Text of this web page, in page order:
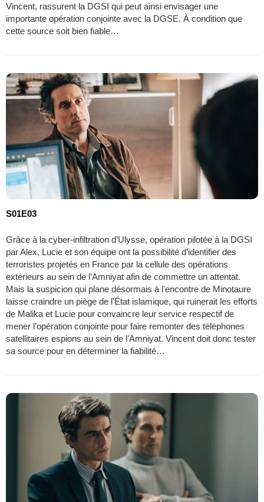
Vincent, rassurent la DGSI qui peut ainsi envisager une
importante opération conjointe avec la DGSE. À condition que
cette source soit bien fiable…
S01E03
Grâce à la cyber-infiltration d’Ulysse, opération pilotée à la DGSI
par Alex, Lucie et son équipe ont la possibilité d’identifier des
terroristes projetés en France par la cellule des opérations
extérieurs au sein de l’Amniyat afin de commettre un attentat.
Mais la suspicion qui plane désormais à l'encontre de Minotaure
laisse craindre un piège de l'État islamique, qui ruinerait les efforts
de Malika et Lucie pour convaincre leur service respectif de
mener l’opération conjointe pour faire remonter des téléphones
satellitaires espions au sein de l’Amniyat. Vincent doit donc tester
sa source pour en déterminer la fiabilité…